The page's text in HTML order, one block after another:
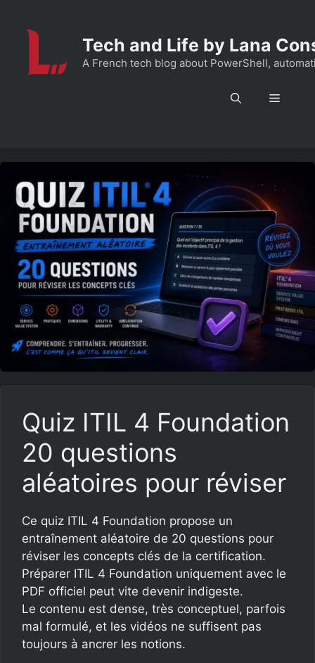
Tech and Life by Lana
A French tech blog about PowerShell,
Menu
Quiz ITIL 4 Foundation
20 questions
aléatoires pour réviser
Ce quiz ITIL 4 Foundation propose un
entraînement aléatoire de 20 questions pour
réviser les concepts clés de la certification.
Préparer ITIL 4 Foundation uniquement avec le
PDF officiel peut vite devenir indigeste.
Le contenu est dense, très conceptuel, parfois
mal formulé, et les vidéos ne suffisent pas
toujours à ancrer les notions.